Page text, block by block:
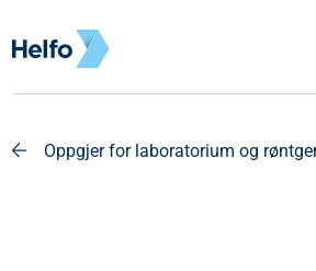
Oppgjer for laboratorium og